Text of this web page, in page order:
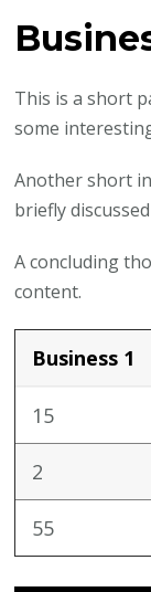
This is a short
some
Another short
briefly
A concluding
content.
Business 1
15
2
55